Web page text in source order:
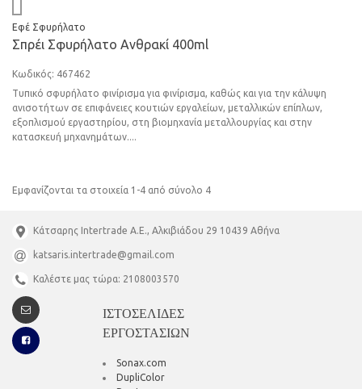
Εφέ Σφυρήλατο
Σπρέι Σφυρήλατο Ανθρακί 400ml
Κωδικός: 467462
Τυπικό σφυρήλατο φινίρισμα για φινίρισμα, καθώς και για την κάλυψη
ανισοτήτων σε επιφάνειες κουτιών εργαλείων, μεταλλικών επίπλων,
εξοπλισμού εργαστηρίου, στη βιομηχανία μεταλλουργίας και στην
κατασκευή μηχανημάτων....
Εμφανίζονται τα στοιχεία 1-4 από σύνολο 4
Κάτσαρης Intertrade A.E., Αλκιβιάδου 29 10439 Αθήνα
katsaris.intertrade@gmail.com
Καλέστε μας τώρα: 2108003570
ΙΣΤΟΣΕΛΙΔΕΣ
ΕΡΓΟΣΤΑΣΙΩΝ
Sonax.com
DupliColor